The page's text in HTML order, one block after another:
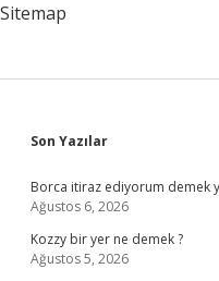
Sitemap
Sidebar
Son Yazılar
Borca itiraz ediyorum demek
Ağustos 6, 2026
Kozzy bir yer ne demek ?
Ağustos 5, 2026